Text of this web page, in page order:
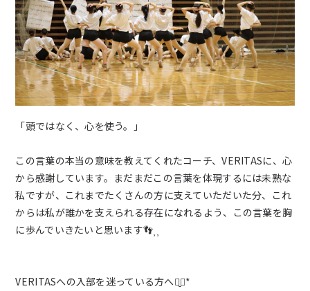
「頭ではなく、心を使う。」
この言葉の本当の意味を教えてくれたコーチ、VERITASに、心
から感謝しています。まだまだこの言葉を体現するには未熟な
私ですが、これまでたくさんの方に支えていただいた分、これ
からは私が誰かを支えられる存在になれるよう、この言葉を胸
に歩んでいきたいと思います👣⸒⸒
VERITASへの入部を迷っている方へ⠉̮⃝︎︎*